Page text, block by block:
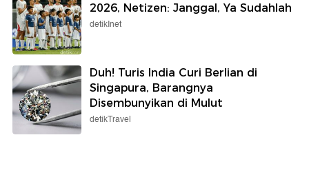
2026, Netizen: Janggal, Ya Sudahlah
detikInet
Duh! Turis India Curi Berlian di
Singapura, Barangnya
Disembunyikan di Mulut
detikTravel